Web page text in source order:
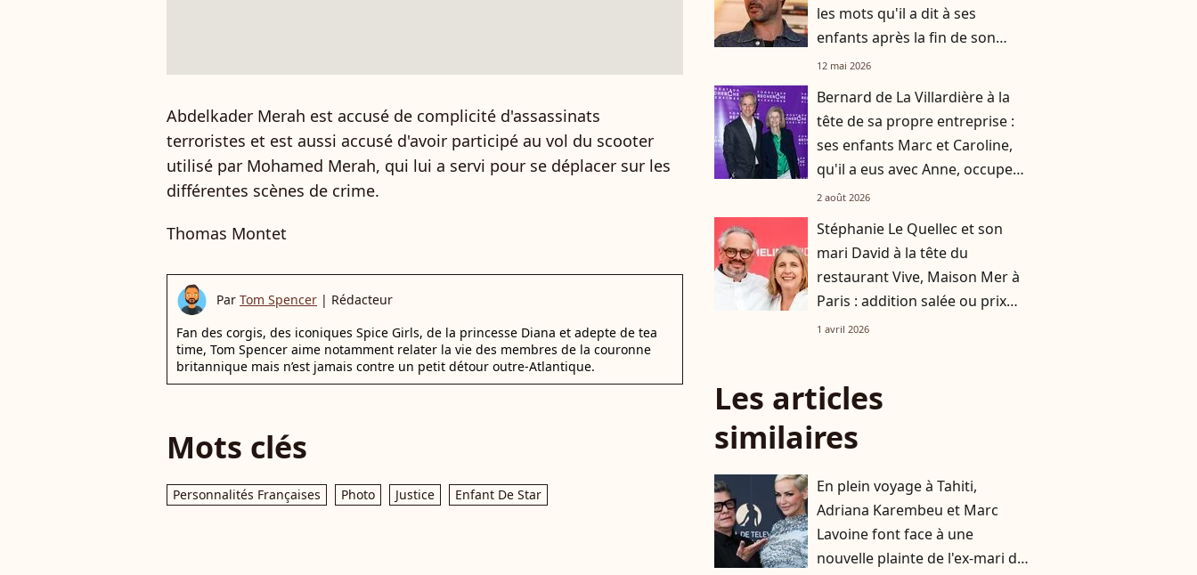
Abdelkader Merah est accusé de complicité d'assassinats
terroristes et est aussi accusé d'avoir participé au vol du scooter
utilisé par Mohamed Merah, qui lui a servi pour se déplacer sur les
différentes scènes de crime.
Thomas Montet
Par Tom Spencer | Rédacteur
Fan des corgis, des iconiques Spice Girls, de la princesse Diana et adepte de tea
time, Tom Spencer aime notamment relater la vie des membres de la couronne
britannique mais n’est jamais contre un petit détour outre-Atlantique.
Mots clés
Personnalités Françaises Photo Justice Enfant De Star
les mots qu'il a dit à ses
enfants après la fin de son
histoire avec leur mère Laure
12 mai 2026
Bernard de La Villardière à la
tête de sa propre entreprise :
ses enfants Marc et Caroline,
qu'il a eus avec Anne, occupent
une place de choix !
2 août 2026
Stéphanie Le Quellec et son
mari David à la tête du
restaurant Vive, Maison Mer à
Paris : addition salée ou prix
doux ? On a décortiqué leur
1 avril 2026
Les articles
similaires
En plein voyage à Tahiti,
Adriana Karembeu et Marc
Lavoine font face à une
nouvelle plainte de l'ex-mari du